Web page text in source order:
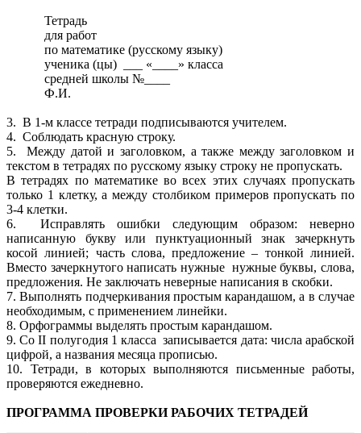
Тетрадь
для работ
по математике (русскому языку)
ученика (цы) ___ «____» класса
средней школы №____
Ф.И.
3. В 1-м классе тетради подписываются учителем.
4. Соблюдать красную строку.
5. Между датой и заголовком, а также между заголовком и
текстом в тетрадях по русскому языку строку не пропускать.
В тетрадях по математике во всех этих случаях пропускать
только 1 клетку, а между столбиком примеров пропускать по
3-4 клетки.
6. Исправлять ошибки следующим образом: неверно
написанную букву или пунктуационный знак зачеркнуть
косой линией; часть слова, предложение – тонкой линией.
Вместо зачеркнутого написать нужные нужные буквы, слова,
предложения. Не заключать неверные написания в скобки.
7. Выполнять подчеркивания простым карандашом, а в случае
необходимым, с применением линейки.
8. Орфограммы выделять простым карандашом.
9. Со II полугодия 1 класса записывается дата: числа арабской
цифрой, а названия месяца прописью.
10. Тетради, в которых выполняются письменные работы,
проверяются ежедневно.
ПРОГРАММА ПРОВЕРКИ РАБОЧИХ ТЕТРАДЕЙ